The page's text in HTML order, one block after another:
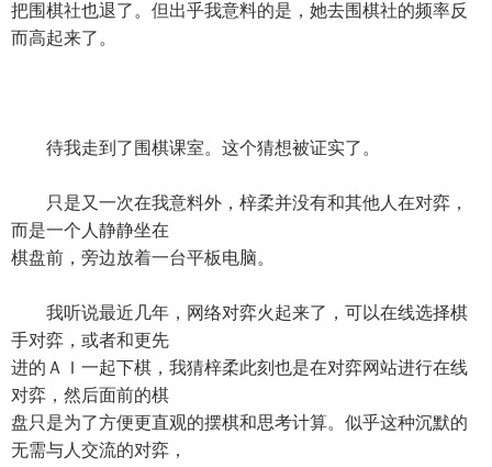
把围棋社也退了。但出乎我意料的是，她去围棋社的频率反
而高起来了。
待我走到了围棋课室。这个猜想被证实了。
只是又一次在我意料外，梓柔并没有和其他人在对弈，
而是一个人静静坐在
棋盘前，旁边放着一台平板电脑。
我听说最近几年，网络对弈火起来了，可以在线选择棋
手对弈，或者和更先
进的ＡＩ一起下棋，我猜梓柔此刻也是在对弈网站进行在线
对弈，然后面前的棋
盘只是为了方便更直观的摆棋和思考计算。似乎这种沉默的
无需与人交流的对弈，